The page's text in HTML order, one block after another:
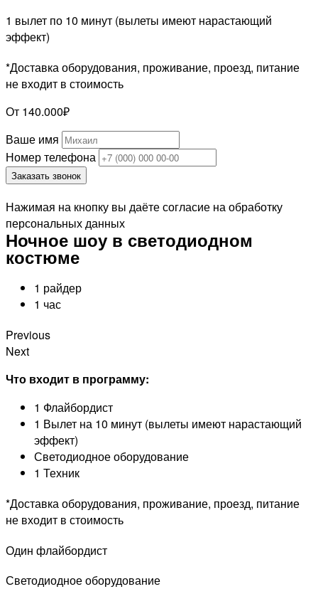
1 вылет по 10 минут (вылеты имеют нарастающий
эффект)
*Доставка оборудования, проживание, проезд, питание
не входит в стоимость
От 140.000₽
Ваше имя
Номер телефона
Заказать звонок
Нажимая на кнопку вы даёте согласие на обработку
персональных данных
Ночное шоу в светодиодном
костюме
1 райдер
1 час
Previous
Next
Что входит в программу:
1 Флайбордист
1 Вылет на 10 минут (вылеты имеют нарастающий
эффект)
Светодиодное оборудование
1 Техник
*Доставка оборудования, проживание, проезд, питание
не входит в стоимость
Один флайбордист
Светодиодное оборудование